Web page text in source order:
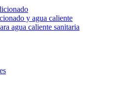
y agua caliente
agua caliente sanitaria